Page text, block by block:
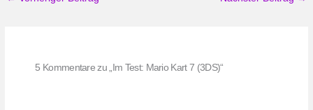
5 Kommentare zu „Im Test: Mario Kart 7 (3DS)“